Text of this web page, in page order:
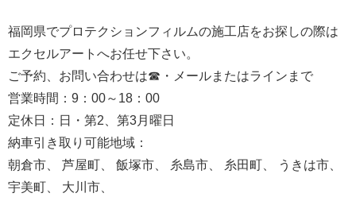
福岡県でプロテクションフィルムの施工店をお探しの際は
エクセルアートへお任せ下さい。
ご予約、お問い合わせは☎・メールまたはラインまで
営業時間：9：00～18：00
定休日：日・第2、第3月曜日
納車引き取り可能地域：
朝倉市、 芦屋町、 飯塚市、 糸島市、 糸田町、 うきは市、
宇美町、 大川市、